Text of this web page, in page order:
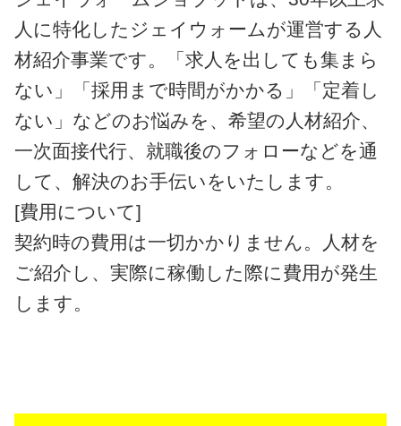
人に特化したジェイウォームが運営する人
材紹介事業です。「求人を出しても集まら
ない」「採用まで時間がかかる」「定着し
ない」などのお悩みを、希望の人材紹介、
一次面接代行、就職後のフォローなどを通
して、解決のお手伝いをいたします。
[費用について]
契約時の費用は一切かかりません。人材を
ご紹介し、実際に稼働した際に費用が発生
します。